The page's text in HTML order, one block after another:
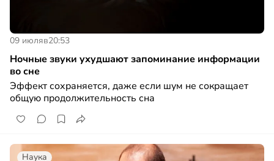
09 июляв20:53
Ночные звуки ухудшают запоминание информации
во сне
Эффект сохраняется, даже если шум не сокращает
общую продолжительность сна
Наука